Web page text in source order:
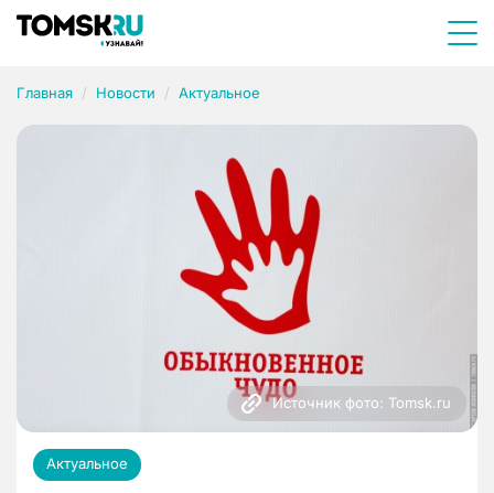
Главная Новости Актуальное
Источник фото: Tomsk.ru
Актуальное